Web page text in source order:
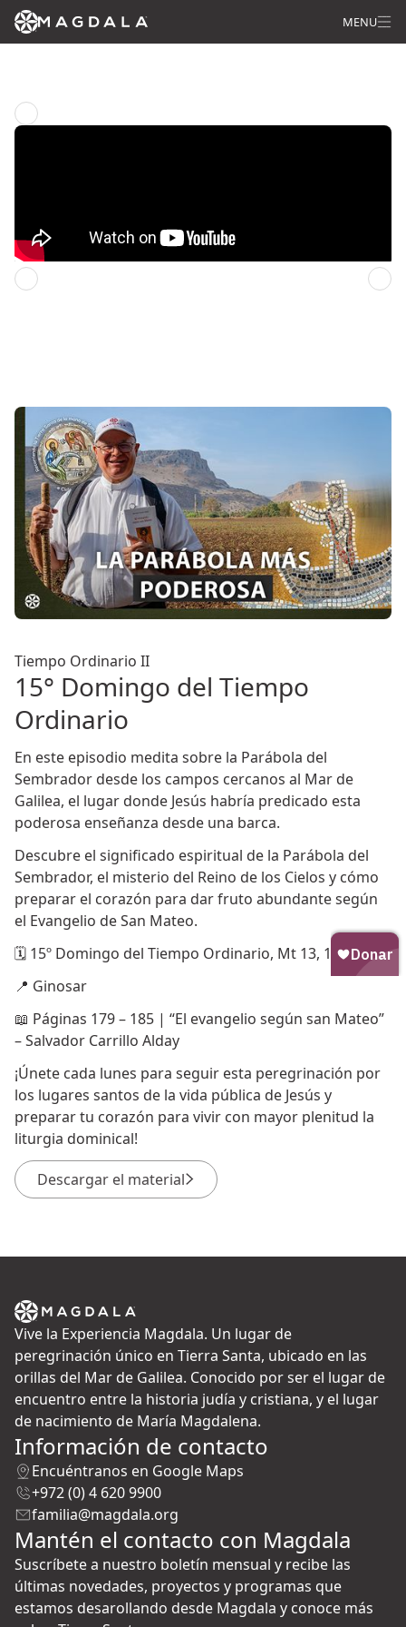
MENU
Tiempo Ordinario II
15° Domingo del Tiempo
Ordinario
En este episodio medita sobre la Parábola del
Sembrador desde los campos cercanos al Mar de
Galilea, el lugar donde Jesús habría predicado esta
poderosa enseñanza desde una barca.
Descubre el significado espiritual de la Parábola del
Sembrador, el misterio del Reino de los Cielos y cómo
preparar el corazón para dar fruto abundante según
el Evangelio de San Mateo.
🗓 15º Domingo del Tiempo Ordinario, Mt 13, 1-23
📍 Ginosar
📖 Páginas 179 – 185 | “El evangelio según san Mateo”
– Salvador Carrillo Alday
¡Únete cada lunes para seguir esta peregrinación por
los lugares santos de la vida pública de Jesús y
preparar tu corazón para vivir con mayor plenitud la
liturgia dominical!
Descargar el material
Vive la Experiencia Magdala. Un lugar de
peregrinación único en Tierra Santa, ubicado en las
orillas del Mar de Galilea. Conocido por ser el lugar de
encuentro entre la historia judía y cristiana, y el lugar
de nacimiento de María Magdalena.
Información de contacto
Encuéntranos en Google Maps
+972 (0) 4 620 9900
familia@magdala.org
Mantén el contacto con Magdala
Suscríbete a nuestro boletín mensual y recibe las
últimas novedades, proyectos y programas que
estamos desarollando desde Magdala y conoce más